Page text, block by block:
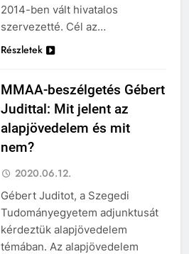
2014-ben vált hivatalos
szervezetté. Cél az…
Részletek
MMAA-beszélgetés Gébert
Judittal: Mit jelent az
alapjövedelem és mit
nem?
2020.06.12.
Gébert Juditot, a Szegedi
Tudományegyetem adjunktusát
kérdeztük alapjövedelem
témában. Az alapjövedelem